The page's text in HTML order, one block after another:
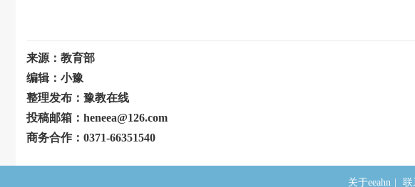
来源：教育部
编辑：小豫
整理发布：豫教在线
投稿邮箱：heneea@126.com
商务合作：0371-66351540
关于eeahn 联